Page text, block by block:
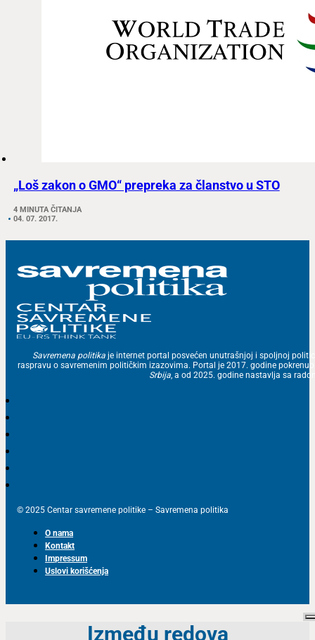
„Loš zakon o GMO“ prepreka za članstvo u STO
4 MINUTA ČITANJA
04. 07. 2017.
Savremena politika je internet portal posvećen unutrašnjoj i spoljnoj
raspravu o savremenim političkim izazovima. Portal je 2017. godine
Srbija , a od 2025. godine nastavlja sa
© 2025 Centar savremene politike – Savremena politika
O nama
Kontakt
Impressum
Uslovi korišćenja
Između redova